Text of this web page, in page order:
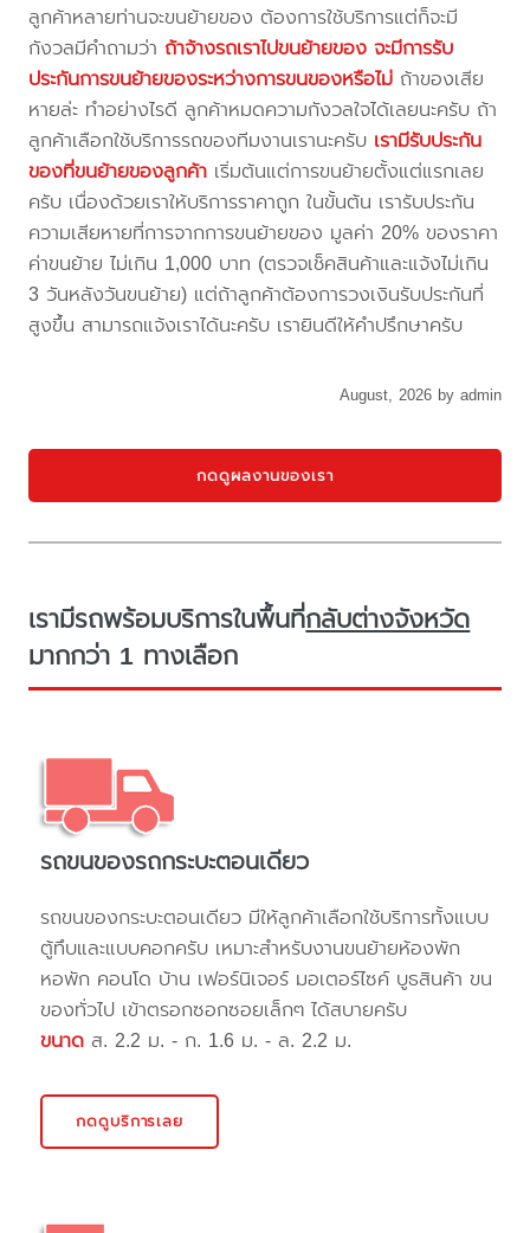
ลูกค้าหลายท่านจะขนย้ายของ ต้องการใช้บริการแต่ก็จะมี
กังวลมีคำถามว่า ถ้าจ้างรถเราไปขนย้ายของ จะมีการรับ
ประกันการขนย้ายของระหว่างการขนของหรือไม่ ถ้าของเสีย
หายล่ะ ทำอย่างไรดี ลูกค้าหมดความกังวลใจได้เลยนะครับ ถ้า
ลูกค้าเลือกใช้บริการรถของทีมงานเรานะครับ เรามีรับประกัน
ของที่ขนย้ายของลูกค้า เริ่มต้นแต่การขนย้ายตั้งแต่แรกเลย
ครับ เนื่องด้วยเราให้บริการราคาถูก ในขั้นต้น เรารับประกัน
ความเสียหายที่การจากการขนย้ายของ มูลค่า 20% ของราคา
ค่าขนย้าย ไม่เกิน 1,000 บาท (ตรวจเช็คสินค้าและแจ้งไม่เกิน
3 วันหลังวันขนย้าย) แต่ถ้าลูกค้าต้องการวงเงินรับประกันที่
สูงขึ้น สามารถแจ้งเราได้นะครับ เรายินดีให้คำปรึกษาครับ
August, 2026 by admin
กดดูผลงานของเรา
เรามีรถพร้อมบริการในพื้นที่กลับต่างจังหวัด
มากกว่า 1 ทางเลือก
รถขนของรถกระบะตอนเดียว
รถขนของกระบะตอนเดียว มีให้ลูกค้าเลือกใช้บริการทั้งแบบ
ตู้ทึบและแบบคอกครับ เหมาะสำหรับงานขนย้ายห้องพัก
หอพัก คอนโด บ้าน เฟอร์นิเจอร์ มอเตอร์ไซค์ บูธสินค้า ขน
ของทั่วไป เข้าตรอกซอกซอยเล็กๆ ได้สบายครับ
ขนาด ส. 2.2 ม. - ก. 1.6 ม. - ล. 2.2 ม.
กดดูบริการเลย